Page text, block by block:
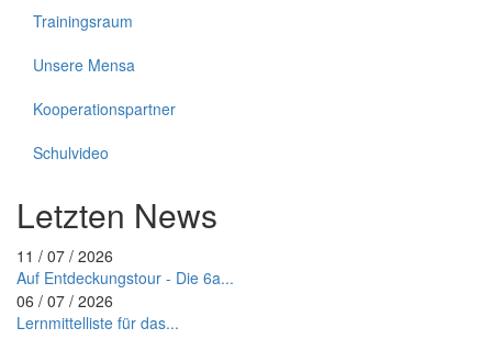
Trainingsraum
Unsere Mensa
Kooperationspartner
Schulvideo
Letzten News
11 / 07 / 2026
Auf Entdeckungstour - Die 6a...
06 / 07 / 2026
Lernmittelliste für das...